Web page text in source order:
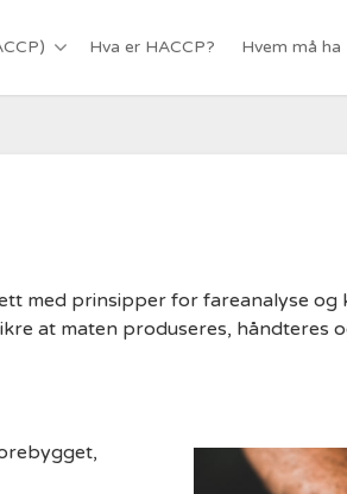
Hva er HACCP? Hvem må ha
med prinsipper for fareanalyse
at maten produseres, håndteres